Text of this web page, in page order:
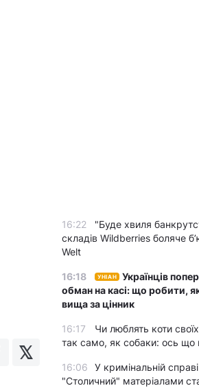
16:22
"Буде хвиля
складів Wildberries боляче
Welt
16:18 УНІАН
Українців
обман на касі: що робити,
вища за цінник
16:17
Чи люблять коти
так само, як собаки: ось що
16:06
У кримінальній
"Столичний" матеріалами